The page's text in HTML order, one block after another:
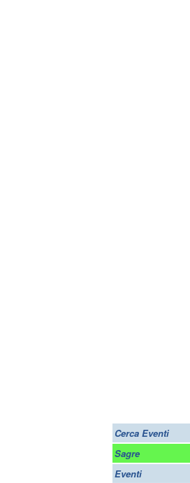
Cerca Eventi
Sagre
Eventi